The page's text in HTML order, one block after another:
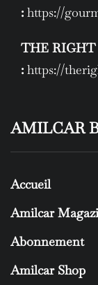
: https://
THE RIGHT
: https://
AMILCAR
Accueil
Amilcar
Abonnement
Amilcar Shop